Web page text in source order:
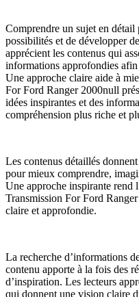
Comprendre un sujet en détail
possibilités et de développer
apprécient les contenus qui
informations approfondies
Une approche claire aide à
For Ford Ranger 2000null
idées inspirantes et des
compréhension plus riche et
Les contenus détaillés
pour mieux comprendre,
Une approche inspirante rend
Transmission For Ford
claire et approfondie.
La recherche d’informations
contenu apporte à la fois des
d’inspiration. Les lecteurs
qui donnent une vision claire